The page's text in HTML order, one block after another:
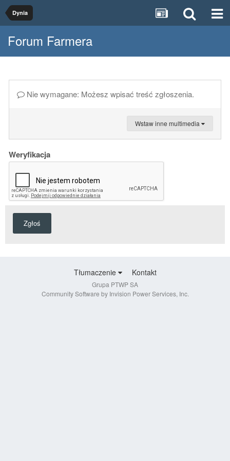
Dynia
Forum Farmera
Nie wymagane: Możesz wpisać treść zgłoszenia.
Wstaw inne multimedia
Weryfikacja
Zgłoś
Tłumaczenie Kontakt
Grupa PTWP SA
Community Software by Invision Power Services, Inc.